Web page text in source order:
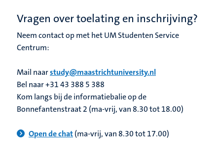
Vragen over toelating en inschrijving?
Neem contact op met het UM Studenten Service
Centrum:
Mail naarstudy@maastrichtuniversity.nl
Bel naar +31 43 388 5 388
Kom langs bij de informatiebalie op de
Bonnefantenstraat 2 (ma-vrij, van 8.30 tot 18.00)
Open de chat(ma-vrij, van 8.30 tot 17.00)